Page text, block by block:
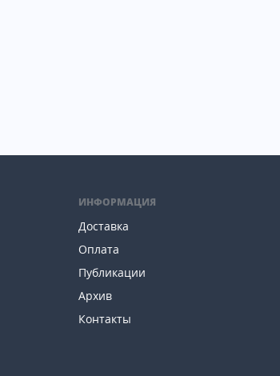
ИНФОРМАЦИЯ
Доставка
Оплата
Публикации
Архив
Контакты